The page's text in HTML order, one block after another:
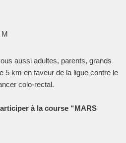
M
aussi adultes, parents, grands
5 km en faveur de la ligue contre le
colo-rectal.
à la course “MARS